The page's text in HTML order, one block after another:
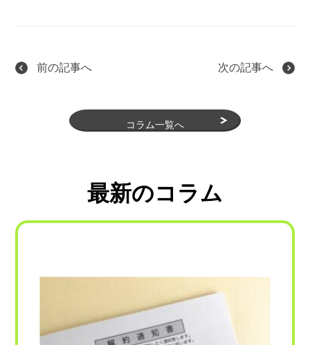
前の記事へ 次の記事へ
コラム一覧へ
最新のコラム